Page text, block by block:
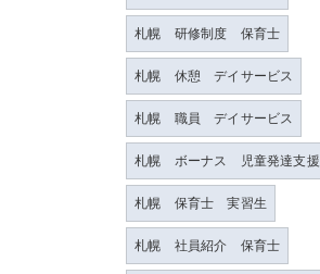
札幌 研修制度 保育士
札幌 休憩 デイサービス
札幌 職員 デイサービス
札幌 ボーナス 児童発達支援
札幌 保育士 実習生
札幌 社員紹介 保育士